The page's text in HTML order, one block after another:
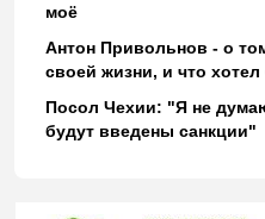
моё
Антон Привольнов - о
своей жизни, и что
Посол Чехии: "Я не
будут введены санкции"